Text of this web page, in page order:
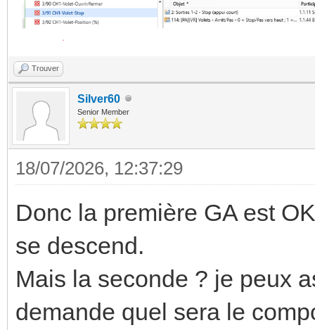
Trouver
Silver60
Senior Member
18/07/2026, 12:37:29
Donc la première GA est
se descend.
Mais la seconde ? je peux
demande quel sera le